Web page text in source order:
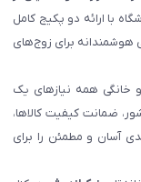
با ارائه دو پکیج کامل
هوشمندانه برای زوج‌های
و خانگی همه نیازهای یک
ضمانت کیفیت کالاها،
آسان و مطمئن را برای